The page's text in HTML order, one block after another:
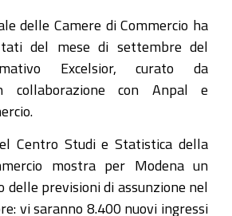
delle Camere di Commercio ha
del mese di settembre del
Excelsior, curato da
collaborazione con Anpal e
Centro Studi e Statistica della
mostra per Modena un
delle previsioni di assunzione nel
vi saranno 8.400 nuovi ingressi